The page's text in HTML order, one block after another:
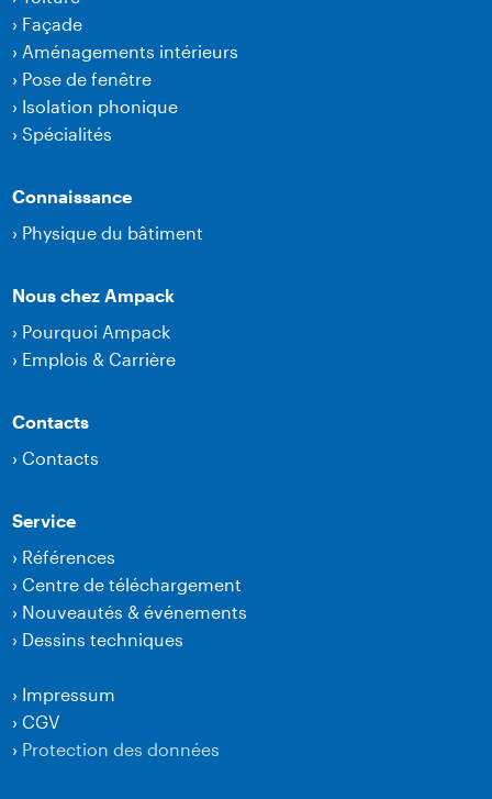
› Façade
› Aménagements intérieurs
› Pose de fenêtre
› Isolation phonique
›Spécialités
Connaissance
› Physique du bâtiment
Nous chez Ampack
› Pourquoi Ampack
› Emplois & Carrière
Contacts
›Contacts
Service
› Références
›Centre de téléchargement
› Nouveautés & événements
› Dessins techniques
› Impressum
›CGV
› Protection des données